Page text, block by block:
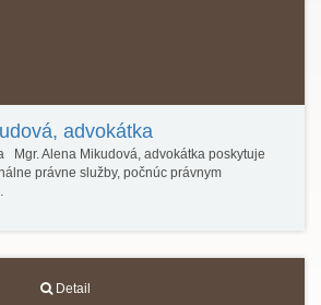
advokátka
Mgr. Alena Mikudová, advokátka poskytuje
právne služby, počnúc právnym
Detail